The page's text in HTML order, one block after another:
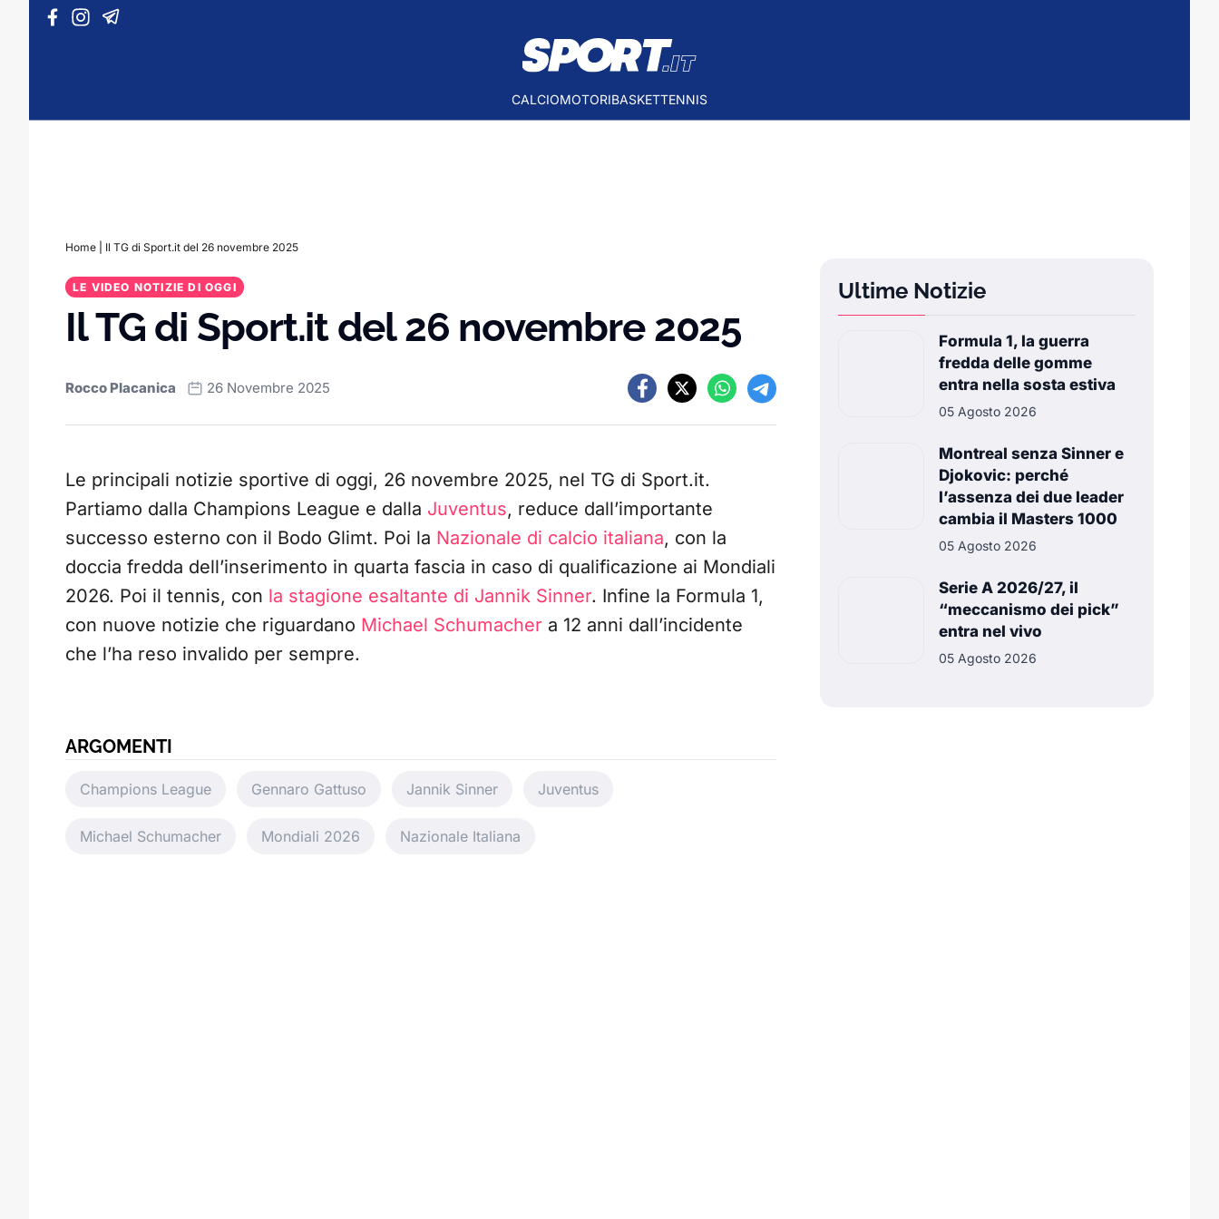
Vai al contenuto
CALCIOMOTORIBASKETTENNIS
Home Il TG di Sport.it del 26 novembre 2025
LE VIDEO NOTIZIE DI OGGI
Il TG di Sport.it del 26 novembre 2025
Rocco Placanica 26 Novembre 2025
Le principali notizie sportive di oggi, 26 novembre 2025, nel TG di Sport.it.
Partiamo dalla Champions League e dalla Juventus, reduce dall’importante
successo esterno con il Bodo Glimt. Poi la Nazionale di calcio italiana, con la
doccia fredda dell’inserimento in quarta fascia in caso di qualificazione ai Mondiali
2026. Poi il tennis, con la stagione esaltante di Jannik Sinner. Infine la Formula 1,
con nuove notizie che riguardano Michael Schumacher a 12 anni dall’incidente
che l’ha reso invalido per sempre.
ARGOMENTI
Champions League Gennaro Gattuso Jannik Sinner Juventus
Michael Schumacher Mondiali 2026 Nazionale Italiana
Ultime Notizie
Formula 1, la guerra
fredda delle gomme
entra nella sosta estiva
05 Agosto 2026
Montreal senza Sinner e
Djokovic: perché
l’assenza dei due leader
cambia il Masters 1000
05 Agosto 2026
Serie A 2026/27, il
“meccanismo dei pick”
entra nel vivo
05 Agosto 2026